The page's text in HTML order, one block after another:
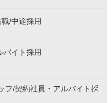
/中途採用
バイト採用
フ/契約社員・アルバイト採